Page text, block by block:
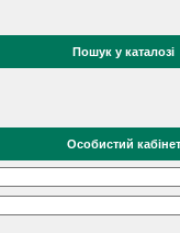
Пошук у каталозі
Особистий кабінет